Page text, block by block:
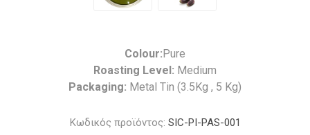
Colour:Pure
Roasting Level: Medium
Packaging: Metal Tin (3.5Kg , 5 Kg)
Κωδικός προϊόντος: SIC-PI-PAS-001